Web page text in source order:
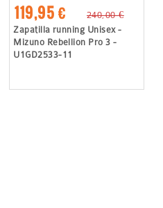
119,95 €
240,00 €
Zapatilla running Unisex -
Mizuno Rebellion Pro 3 -
U1GD2533-11